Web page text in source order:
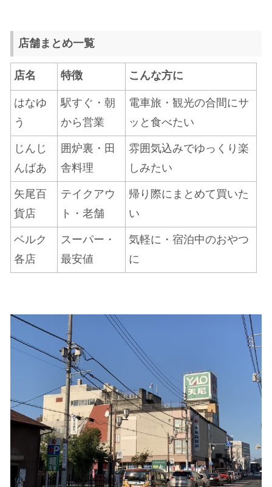
店舗まとめ一覧
店名 特徴 こんな方に
はなゆ
う
駅すぐ・朝
から営業
電車旅・観光の合間にサ
ッと食べたい
じんじ
んばあ
囲炉裏・田
舎料理
雰囲気込みでゆっくり楽
しみたい
矢尾百
貨店
テイクアウ
ト・老舗
帰り際にまとめて買いた
い
ベルク
各店
スーパー・
最安値
気軽に・宿泊中のおやつ
に